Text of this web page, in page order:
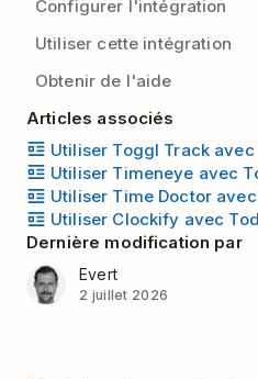
Configurer l'intégration
Utiliser cette intégration
Obtenir de l'aide
Articles associés
Utiliser Toggl Track
Utiliser Timeneye avec
Utiliser Time Doctor
Utiliser Clockify avec
Dernière modification par
Evert
2 juillet 2026